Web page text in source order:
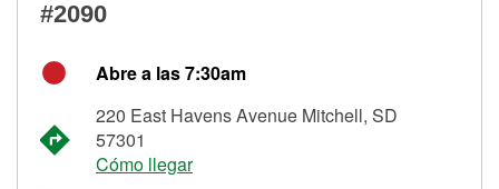
#2090
Abre a las 7:30am
220 East Havens Avenue Mitchell, SD
57301
Cómo llegar